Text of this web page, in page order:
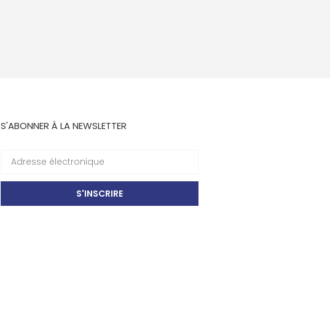
S'ABONNER À LA NEWSLETTER
S'INSCRIRE